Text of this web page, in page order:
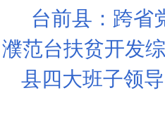
台前县：跨省
濮范台扶贫开发
县四大班子领